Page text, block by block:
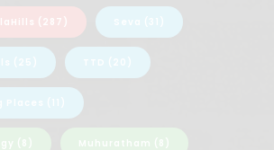
(287) Seva (31)
(25) TTD (20)
Places (11)
(8) Muhuratham (8)